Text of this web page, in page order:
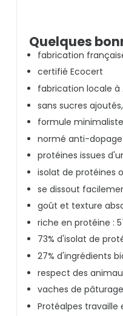
Quelques
fabrication
certifié Ecocert
fabrication locale à
sans sucres
formule
normé anti-dopage
protéines issues
isolat de protéines
se dissout
goût et texture
riche en protéine :
73% d'isolat de
27% d'ingrédients
respect des
vaches de
Protéalpes